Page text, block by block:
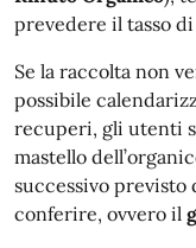
prevedere il tasso
Se la raccolta non
possibile
recuperi, gli utenti
mastello
successivo previsto
conferire, ovvero il